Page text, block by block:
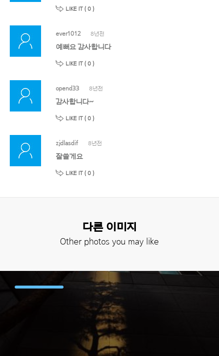
LIKE IT ( 0 )
ever1012 8년전
예뻐요 감사합니다
LIKE IT ( 0 )
opend33 8년전
감사합니다~
LIKE IT ( 0 )
zjdlasdif 8년전
잘쓸게요
LIKE IT ( 0 )
다른 이미지
Other photos you may like